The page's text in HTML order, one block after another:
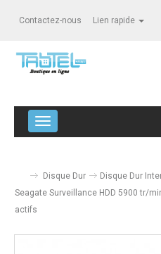
Contactez-nous Lien rapide
Navigation bascule
Disque Dur Disque Dur
Seagate Surveillance HDD 5900 tr/
actifs